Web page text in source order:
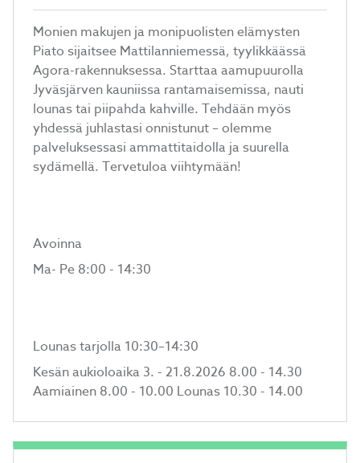
Monien makujen ja monipuolisten elämysten
Piato sijaitsee Mattilanniemessä, tyylikkäässä
Agora-rakennuksessa. Starttaa aamupuurolla
Jyväsjärven kauniissa rantamaisemissa, nauti
lounas tai piipahda kahville. Tehdään myös
yhdessä juhlastasi onnistunut – olemme
palveluksessasi ammattitaidolla ja suurella
sydämellä. Tervetuloa viihtymään!
Avoinna
Ma- Pe 8:00 - 14:30
Lounas tarjolla 10:30–14:30
Kesän aukioloaika 3. - 21.8.2026 8.00 - 14.30
Aamiainen 8.00 - 10.00 Lounas 10.30 - 14.00